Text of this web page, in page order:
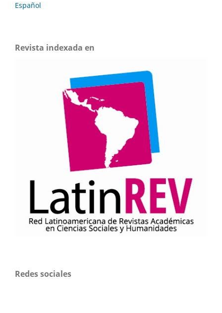
Español
Revista indexada en
Redes sociales